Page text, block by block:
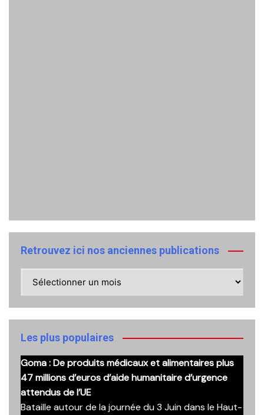
Retrouvez ici nos anciennes publications
anciennes
publications
Les plus populaires
Goma : De produits médicaux et alimentaires plus
47 millions d’euros d’aide humanitaire d’urgence
attendus de l’UE
Bataille autour de la journée du 3 Juin dans le Haut-